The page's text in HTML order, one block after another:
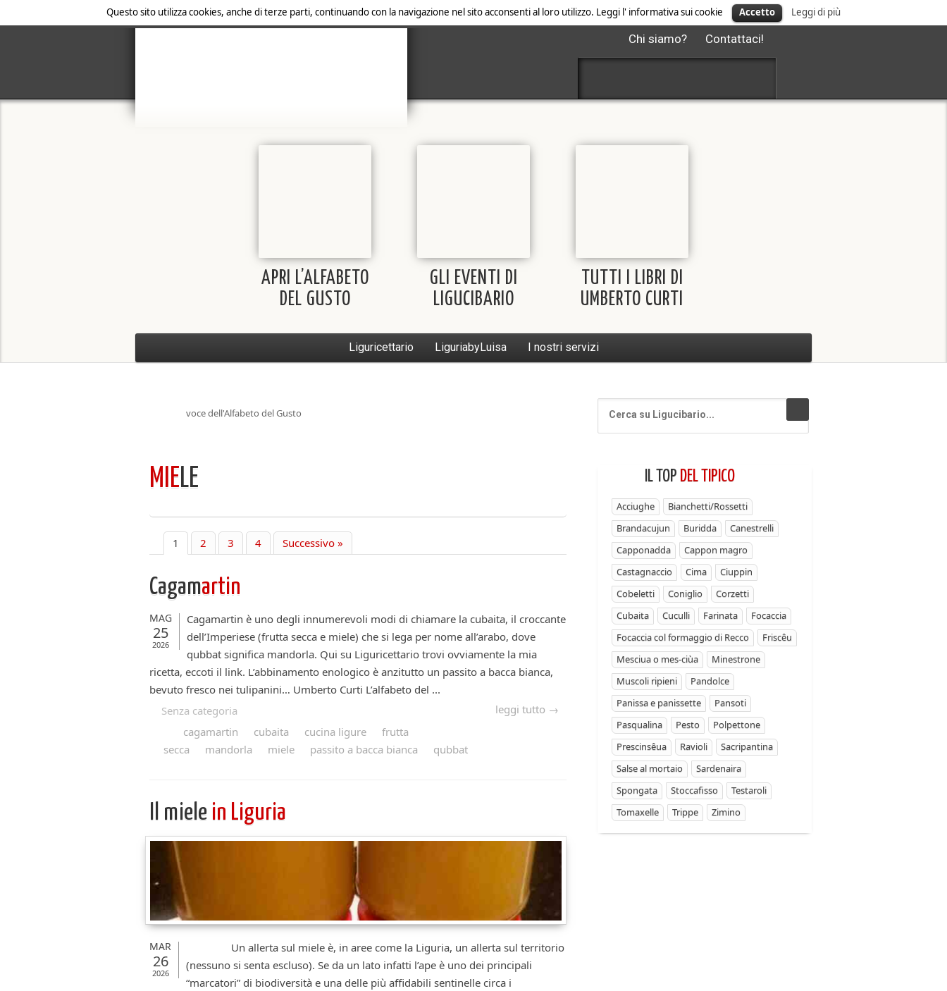
Questo sito utilizza cookies, anche di terze parti, continuando con la navigazione nel sito acconsenti al loro utilizzo. Leggi l' informativa sui cookie Accetto Leggi di più
Chi siamo? Contattaci!
APRI L’ALFABETO
DEL GUSTO
GLI EVENTI DI
LIGUCIBARIO
TUTTI I LIBRI DI
UMBERTO CURTI
Liguricettario LiguriabyLuisa I nostri servizi
voce dell'Alfabeto del Gusto
MIELE
1 2 3 4 Successivo »
Cagamartin
MAG
25
2026
Cagamartin è uno degli innumerevoli modi di chiamare la cubaita, il croccante
dell’Imperiese (frutta secca e miele) che si lega per nome all’arabo, dove
qubbat significa mandorla. Qui su Liguricettario trovi ovviamente la mia
ricetta, eccoti il link. L’abbinamento enologico è anzitutto un passito a bacca bianca,
bevuto fresco nei tulipanini… Umberto Curti L’alfabeto del ...
leggi tutto →
Senza categoria
cagamartin
cubaita cucina ligure
frutta
secca
mandorla miele passito a bacca bianca qubbat
Il miele in Liguria
MAR
26
2026
Un allerta sul miele è, in aree come la Liguria, un allerta sul territorio
(nessuno si senta escluso). Se da un lato infatti l’ape è uno dei principali
“marcatori” di biodiversità e una delle più affidabili sentinelle circa i
IL TOP DEL TIPICO
Acciughe
Bianchetti/Rossetti
Brandacujun
Buridda
Canestrelli
Capponadda
Cappon magro
Castagnaccio
Cima
Ciuppin
Cobeletti
Coniglio
Corzetti
Cubaita
Cuculli Farinata
Focaccia
Focaccia col formaggio di Recco
Friscêu
Mesciua o mes-ciùa
Minestrone
Muscoli ripieni
Pandolce
Panissa e panissette
Pansoti
Pasqualina
Pesto
Polpettone
Prescinsêua
Ravioli
Sacripantina
Salse al mortaio
Sardenaira
Spongata
Stoccafisso
Testaroli
Tomaxelle
Trippe Zimino